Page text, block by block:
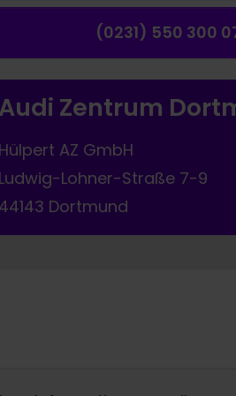
(0231) 550 300
Audi Zentrum
Hülpert AZ GmbH
Ludwig-Lohner-Straße 7-9
44143 Dortmund